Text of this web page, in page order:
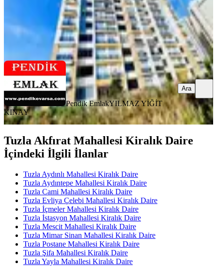
Pendik EmlakYILMAZ YİĞİT KINAY
Pendik EmlakYILMAZ YİĞİT
KINAY
Ara
Tuzla Akfırat Mahallesi Kiralık Daire
İçindeki İlgili İlanlar
Tuzla Aydınlı Mahallesi Kiralık Daire
Tuzla Aydıntepe Mahallesi Kiralık Daire
Tuzla Cami Mahallesi Kiralık Daire
Tuzla Evliya Çelebi Mahallesi Kiralık Daire
Tuzla İçmeler Mahallesi Kiralık Daire
Tuzla İstasyon Mahallesi Kiralık Daire
Tuzla Mescit Mahallesi Kiralık Daire
Tuzla Mimar Sinan Mahallesi Kiralık Daire
Tuzla Postane Mahallesi Kiralık Daire
Tuzla Şifa Mahallesi Kiralık Daire
Tuzla Yayla Mahallesi Kiralık Daire